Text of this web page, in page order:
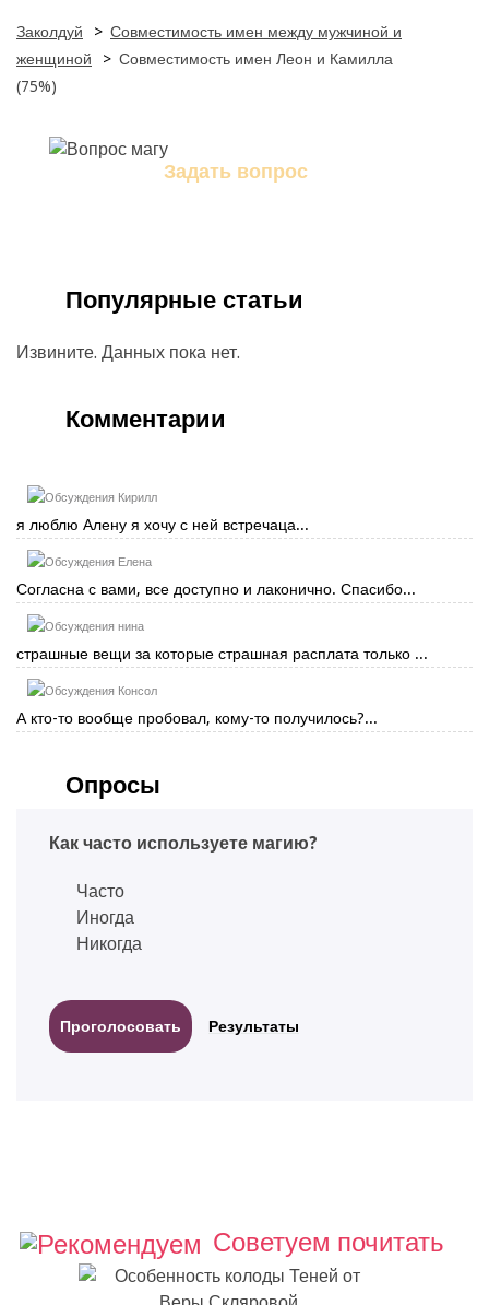
Заколдуй > Совместимость имен между мужчиной и
женщиной
> Совместимость имен Леон и Камилла
(75%)
Задать вопрос
Популярные статьи
Извините. Данных пока нет.
Комментарии
Кирилл
я люблю Алену я хочу с ней встречаца...
Елена
Согласна с вами, все доступно и лаконично. Спасибо...
нина
страшные вещи за которые страшная расплата только ...
Консол
А кто-то вообще пробовал, кому-то получилось?...
Опросы
Как часто используете магию?
Часто
Иногда
Никогда
Результаты
Советуем почитать